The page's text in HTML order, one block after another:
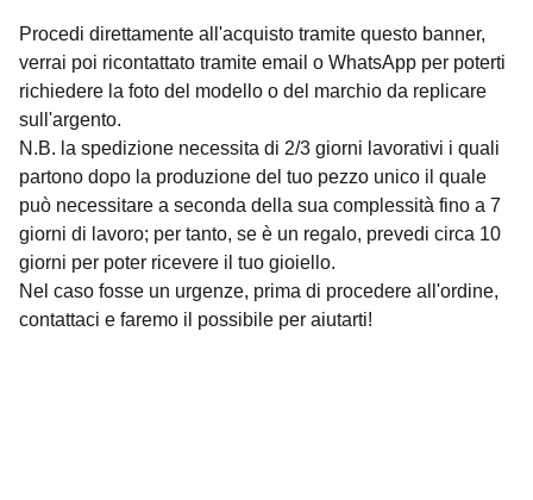
Procedi direttamente all'acquisto tramite questo banner,
verrai poi ricontattato tramite email o WhatsApp per poterti
richiedere la foto del modello o del marchio da replicare
sull'argento.
N.B. la spedizione necessita di 2/3 giorni lavorativi i quali
partono dopo la produzione del tuo pezzo unico il quale
può necessitare a seconda della sua complessità fino a 7
giorni di lavoro; per tanto, se è un regalo, prevedi circa 10
giorni per poter ricevere il tuo gioiello.
Nel caso fosse un urgenze, prima di procedere all'ordine,
contattaci e faremo il possibile per aiutarti!